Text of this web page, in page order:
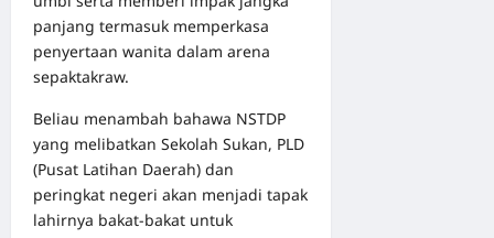
panjang termasuk memperkasa
penyertaan wanita dalam arena
sepaktakraw.
Beliau menambah bahawa NSTDP
yang melibatkan Sekolah Sukan, PLD
(Pusat Latihan Daerah) dan
peringkat negeri akan menjadi tapak
lahirnya bakat-bakat untuk